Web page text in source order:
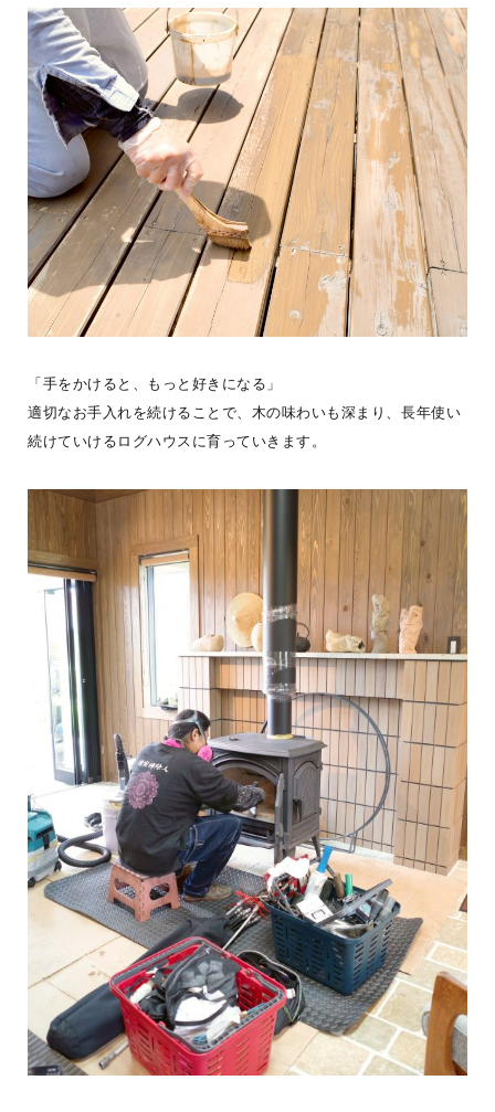
【木の家に暮らして変わったこと】木の家に暮らし始めると、毎日
た。・家で過ごす時間が
...続きを読む
BESS札幌
2026年08月07日
BESS新潟
新潟県新潟市
niigata.bess.jp
《風のログ 完成！》あれから約2か月。ついに「風のログ」のお引
「手をかけると、もっと好きになる」
適切なお手入れを続けることで、木の味わいも深まり、長年使い
続けていけるログハウスに育っていきます。